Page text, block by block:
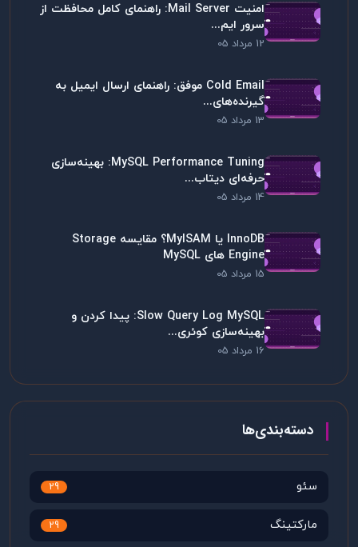
امنیت Mail Server: راهنمای کامل محافظت از
سرور ایم...
12 مرداد 05
Cold Email موفق: راهنمای ارسال ایمیل به
گیرنده‌های...
13 مرداد 05
MySQL Performance Tuning: بهینه‌سازی
حرفه‌ای دیتاب...
14 مرداد 05
InnoDB یا MyISAM؟ مقایسه Storage
Engine های MySQL
15 مرداد 05
Slow Query Log MySQL: پیدا کردن و
بهینه‌سازی کوئری...
16 مرداد 05
دسته‌بندی‌ها
سئو 29
مارکتینگ 29